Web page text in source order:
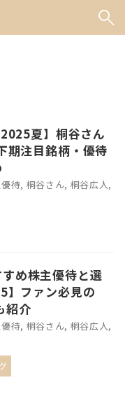
夏】桐谷さん
期注目銘柄・優待
待, 桐谷さん, 桐谷広人,
め株主優待と選
】ファン必見の
紹介
待, 桐谷さん, 桐谷広人,